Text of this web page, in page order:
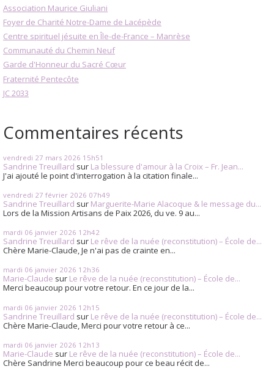
Association Maurice Giuliani
Foyer de Charité Notre-Dame de Lacépède
Centre spirituel jésuite en Île-de-France – Manrèse
Communauté du Chemin Neuf
Garde d'Honneur du Sacré Cœur
Fraternité Pentecôte
JC 2033
Commentaires récents
vendredi 27 mars 2026 15h51
Sandrine Treuillard sur La blessure d'amour à la Croix – Fr. Jean...
J'ai ajouté le point d'interrogation à la citation finale...
vendredi 27 février 2026 07h49
Sandrine Treuillard sur Marguerite-Marie Alacoque & le message du...
Lors de la Mission Artisans de Paix 2026, du ve. 9 au...
mardi 06 janvier 2026 12h42
Sandrine Treuillard sur Le rêve de la nuée (reconstitution) – École de...
Chère Marie-Claude, Je n'ai pas de crainte en...
mardi 06 janvier 2026 12h36
Marie-Claude sur Le rêve de la nuée (reconstitution) – École de...
Merci beaucoup pour votre retour. En ce jour de la...
mardi 06 janvier 2026 12h15
Sandrine Treuillard sur Le rêve de la nuée (reconstitution) – École de...
Chère Marie-Claude, Merci pour votre retour à ce...
mardi 06 janvier 2026 12h13
Marie-Claude sur Le rêve de la nuée (reconstitution) – École de...
Chère Sandrine Merci beaucoup pour ce beau récit de...